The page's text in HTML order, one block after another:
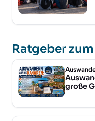
Ratgeber
große